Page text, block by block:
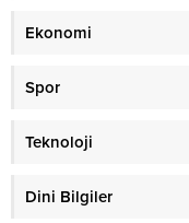
Ekonomi
Spor
Teknoloji
Dini Bilgiler